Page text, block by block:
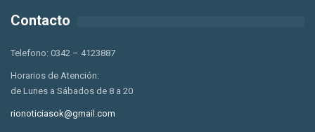
Contacto
Telefono: 0342 – 4123887
Horarios de Atención:
de Lunes a Sábados de 8 a 20
rionoticiasok@gmail.com